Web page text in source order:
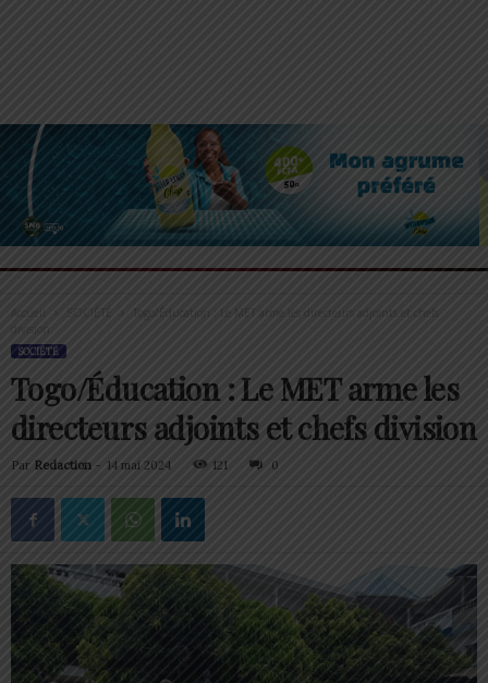
Accueil
Togo/Éducation : Le MET arme les directeurs adjoints et chefs
SOCIÉTÉ
Togo/Éducation : Le MET arme les
directeurs adjoints et chefs division
Par Redaction - 14 mai 2024 121 0